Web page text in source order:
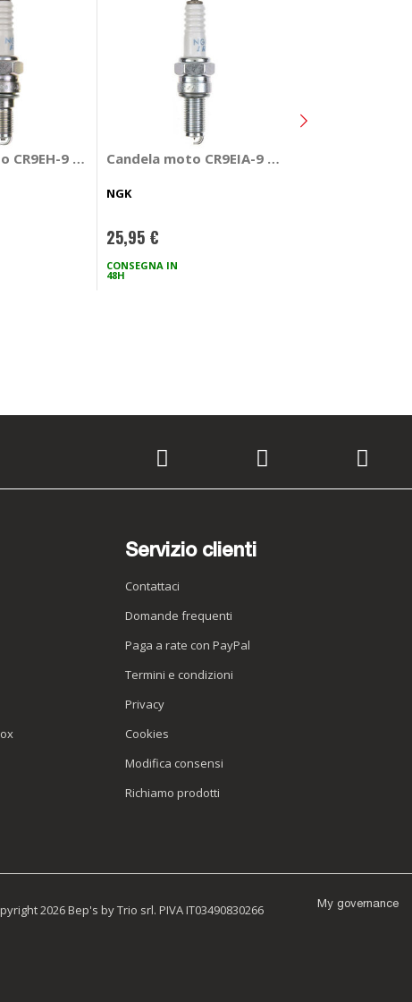
CR9EH-9 - NGKCandela moto CR9EIA-9 - NGK
NGK
25,95 €
CONSEGNA IN
48H
Servizio clienti
Contattaci
Domande frequenti
Paga a rate con PayPal
Termini e condizioni
Privacy
Cookies
Modifica consensi
Richiamo prodotti
My governance
2026 Bep's by Trio srl. PIVA IT03490830266